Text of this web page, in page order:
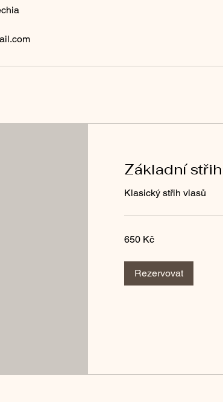
Základní střih
Klasický střih vlasů
českých
650 Kč
Rezervovat